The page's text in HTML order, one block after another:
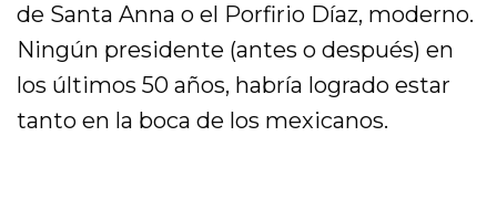
de Santa Anna o el Porfirio Díaz, moderno.
Ningún presidente (antes o después) en
los últimos 50 años, habría logrado estar
tanto en la boca de los mexicanos.